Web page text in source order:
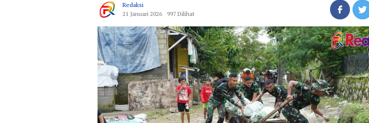
Redaksi
21 Januari 2026
997 Dilihat